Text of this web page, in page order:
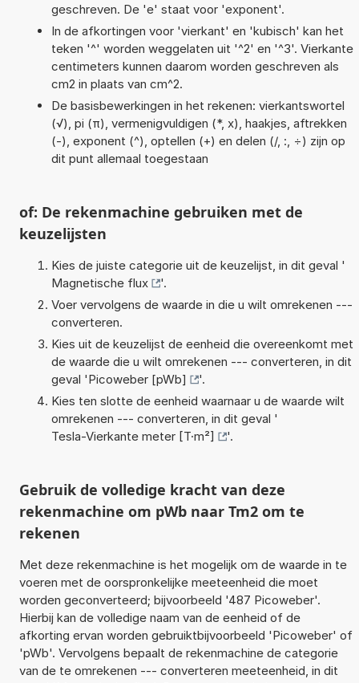
geschreven. De 'e' staat voor 'exponent'.
In de afkortingen voor 'vierkant' en 'kubisch' kan het
teken '^' worden weggelaten uit '^2' en '^3'. Vierkante
centimeters kunnen daarom worden geschreven als
cm2 in plaats van cm^2.
De basisbewerkingen in het rekenen: vierkantswortel
(√), pi (π), vermenigvuldigen (*, x), haakjes, aftrekken
(-), exponent (^), optellen (+) en delen (/, :, ÷) zijn op
dit punt allemaal toegestaan
of: De rekenmachine gebruiken met de
keuzelijsten
Kies de juiste categorie uit de keuzelijst, in dit geval '
Magnetische flux
'.
Voer vervolgens de waarde in die u wilt omrekenen ---
converteren.
Kies uit de keuzelijst de eenheid die overeenkomt met
de waarde die u wilt omrekenen --- converteren, in dit
geval 'Picoweber [pWb]
'.
Kies ten slotte de eenheid waarnaar u de waarde wilt
omrekenen --- converteren, in dit geval '
Tesla-Vierkante meter [T·m²]
'.
Gebruik de volledige kracht van deze
rekenmachine om pWb naar Tm2 om te
rekenen
Met deze rekenmachine is het mogelijk om de waarde in te
voeren met de oorspronkelijke meeteenheid die moet
worden geconverteerd; bijvoorbeeld '487 Picoweber'.
Hierbij kan de volledige naam van de eenheid of de
afkorting ervan worden gebruiktbijvoorbeeld 'Picoweber' of
'pWb'. Vervolgens bepaalt de rekenmachine de categorie
van de te omrekenen --- converteren meeteenheid, in dit